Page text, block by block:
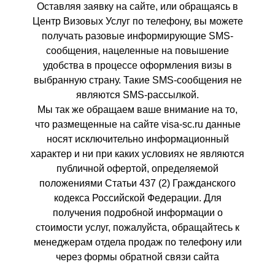
Оставляя заявку на сайте, или обращаясь в
Центр Визовых Услуг по телефону, вы можете
получать разовые информирующие SMS-
сообщения, нацеленные на повышение
удобства в процессе оформления визы в
выбранную страну. Такие SMS-сообщения не
являются SMS-рассылкой.
Мы так же обращаем ваше внимание на то,
что размещенные на сайте visa-sc.ru данные
носят исключительно информационный
характер и ни при каких условиях не являются
публичной офертой, определяемой
положениями Статьи 437 (2) Гражданского
кодекса Российской Федерации. Для
получения подробной информации о
стоимости услуг, пожалуйста, обращайтесь к
менеджерам отдела продаж по телефону или
через формы обратной связи сайта